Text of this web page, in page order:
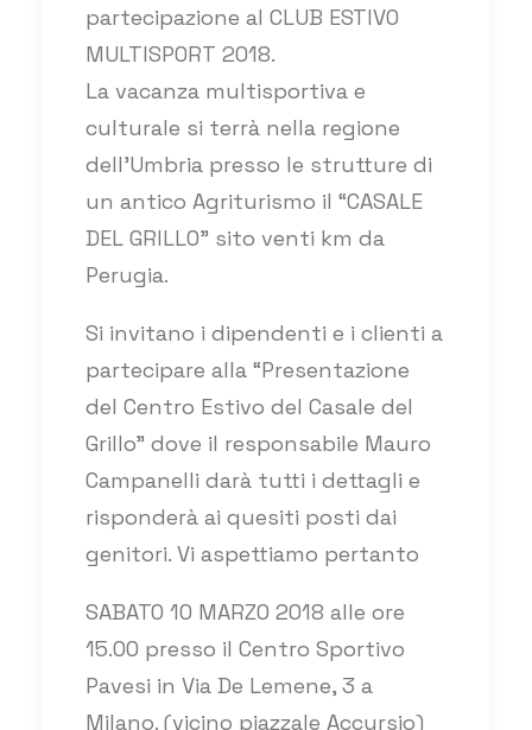
partecipazione al CLUB ESTIVO
MULTISPORT 2018.
La vacanza multisportiva e
culturale si terrà nella regione
dell’Umbria presso le strutture di
un antico Agriturismo il “CASALE
DEL GRILLO” sito venti km da
Perugia.
Si invitano i dipendenti e i clienti a
partecipare alla “Presentazione
del Centro Estivo del Casale del
Grillo” dove il responsabile Mauro
Campanelli darà tutti i dettagli e
risponderà ai quesiti posti dai
genitori. Vi aspettiamo pertanto
SABATO 10 MARZO 2018 alle ore
15.00 presso il Centro Sportivo
Pavesi in Via De Lemene, 3 a
Milano. (vicino piazzale Accursio)